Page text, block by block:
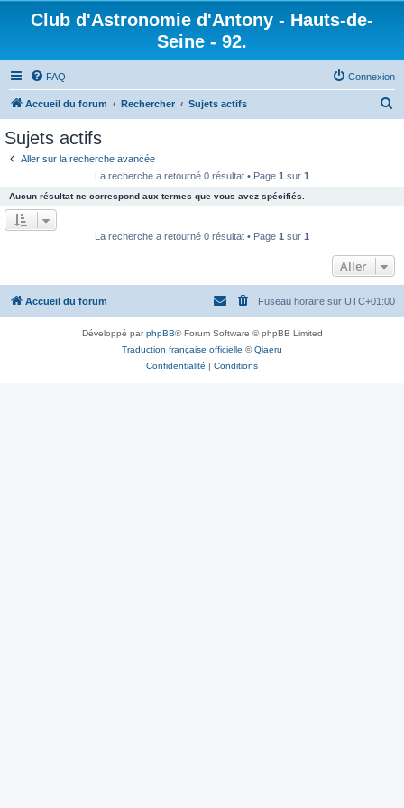
Club d'Astronomie d'Antony - Hauts-de-
Seine - 92.
FAQ Connexion
Accueil du forum Rechercher Sujets actifs
e
r
Sujets actifs
Aller sur la recherche avancée
La recherche a retourné 0 résultat • Page 1 sur 1
Aucun résultat ne correspond aux termes que vous avez spécifiés.
La recherche a retourné 0 résultat • Page 1 sur 1
Aller
Accueil du forum Fuseau horaire sur UTC+01:00
Développé parphpBB® Forum Software © phpBB Limited
Traduction française officielle ©Qiaeru
Confidentialité | Conditions